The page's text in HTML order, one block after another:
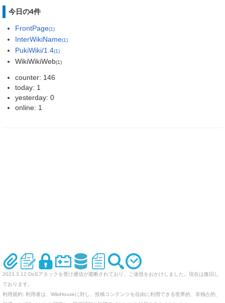
今日の4件
FrontPage(1)
InterWikiName(1)
PukiWiki/1.4(1)
WikiWikiWeb(1)
counter: 146
today: 1
yesterday: 0
online: 1
2023.3.12 DoSアタックを受け通信が遮断されており、ご迷惑をおかけしました。現在は復旧し
ております。
利用規約: 利用者は、WikiHouseに対し、投稿コンテンツを自由に利用できる世界的、非独占的、